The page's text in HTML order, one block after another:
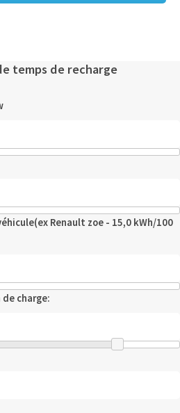
temps de recharge
Renault zoe - 15,0 kWh/100
charge: